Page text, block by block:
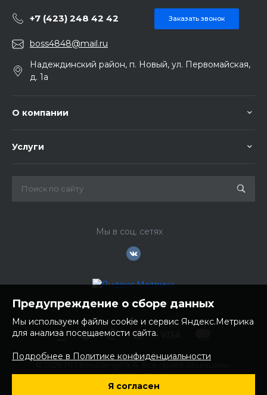
+7 (423) 248 42 42 Заказать звонок
boss4848@mail.ru
Надеждинский район, п. Новый, ул. Первомайская,
д. 1а
О компании
Услуги
Мы в соц. сетях
ИНН: 252100758085
ОГРНИП: 304250236200270
Предупреждение о сборе данных
Мы используем файлы cookie и сервис Яндекс.Метрика
для анализа посещаемости сайта.
Подробнее в Политике конфиденциальности
Я согласен